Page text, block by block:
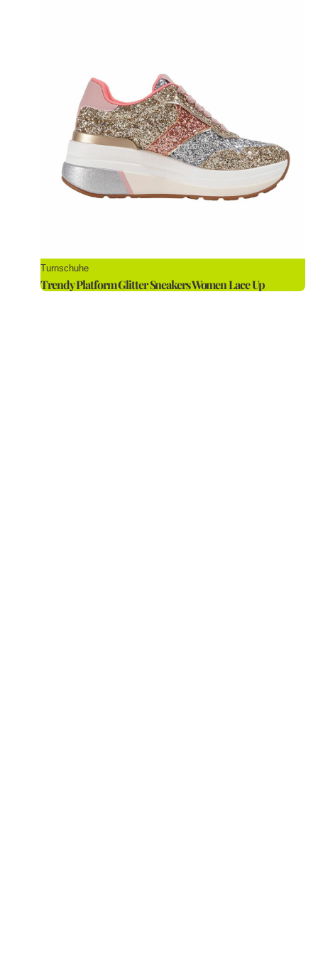
Turnschuhe
Trendy Platform Glitter Sneakers Women Lace Up